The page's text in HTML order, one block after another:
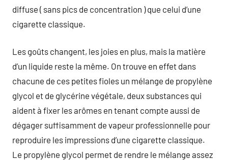
diffuse ( sans pics de concentration ) que celui d’une
cigarette classique.
Les goûts changent, les joies en plus, mais la matière
d’un liquide reste la même. On trouve en effet dans
chacune de ces petites fioles un mélange de propylène
glycol et de glycérine végétale, deux substances qui
aident à fixer les arômes en tenant compte aussi de
dégager suffisamment de vapeur professionnelle pour
reproduire les impressions d’une cigarette classique.
Le propylène glycol permet de rendre le mélange assez